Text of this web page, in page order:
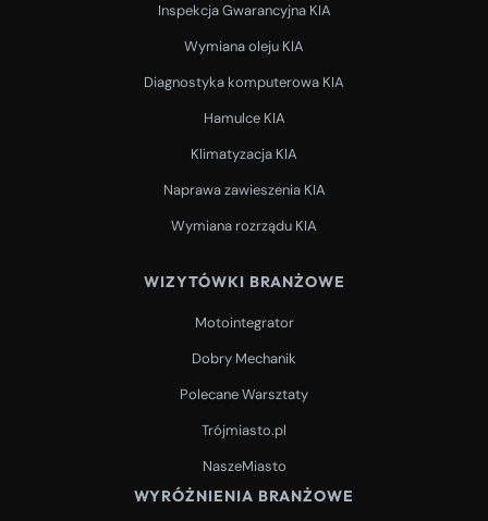
Inspekcja Gwarancyjna KIA
Wymiana oleju KIA
Diagnostyka komputerowa KIA
Hamulce KIA
Klimatyzacja KIA
Naprawa zawieszenia KIA
Wymiana rozrządu KIA
WIZYTÓWKI BRANŻOWE
Motointegrator
Dobry Mechanik
Polecane Warsztaty
Trójmiasto.pl
NaszeMiasto
WYRÓŻNIENIA BRANŻOWE